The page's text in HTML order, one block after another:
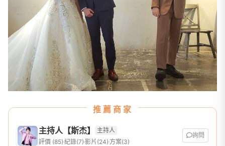
推薦商家
主持人【斯杰】
主持人
評價 (85) 紀錄(7) 影片(24) 方案(3)
詢問